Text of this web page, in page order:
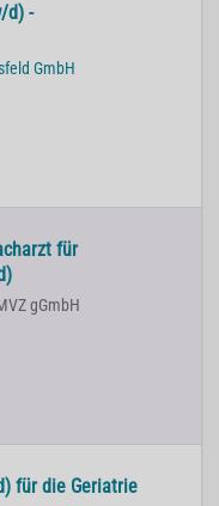
d) -
GmbH
für
gGmbH
für die Geriatrie